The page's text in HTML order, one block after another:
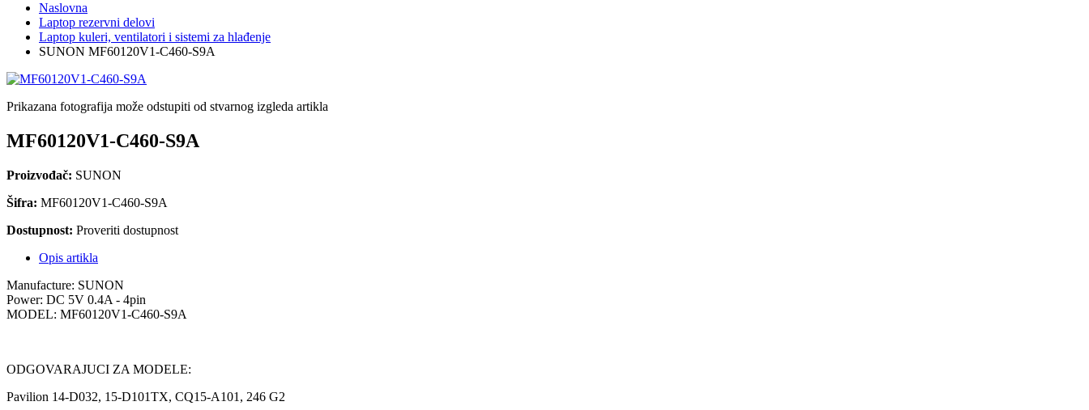
Naslovna
Laptop rezervni delovi
Laptop kuleri, ventilatori i sistemi za hlađenje
SUNON MF60120V1-C460-S9A
Prikazana fotografija može odstupiti od stvarnog izgleda artikla
MF60120V1-C460-S9A
Proizvođač: SUNON
Šifra: MF60120V1-C460-S9A
Dostupnost: Proveriti dostupnost
Opis artikla
Manufacture: SUNON
Power: DC 5V 0.4A - 4pin
MODEL: MF60120V1-C460-S9A
ODGOVARAJUCI ZA MODELE:
Pavilion 14-D032, 15-D101TX, CQ15-A101, 246 G2